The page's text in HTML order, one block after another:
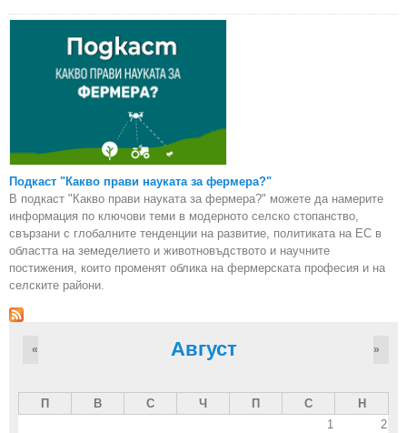
Подкаст "Какво прави науката за фермера?"
В подкаст "Какво прави науката за фермера?" можете да намерите
информация по ключови теми в модерното селско стопанство,
свързани с глобалните тенденции на развитие, политиката на ЕС в
областта на земеделието и животновъдството и научните
постижения, които променят облика на фермерската професия и на
селските райони.
Август
« »
П В С Ч П С
Н
1
2